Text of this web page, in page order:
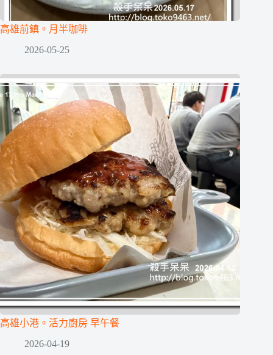
高雄前鎮。月半咖啡
2026-05-25
高雄小港。活力廚房 早午餐
2026-04-19